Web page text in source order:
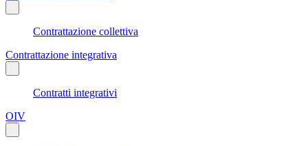
Contrattazione collettiva
Contrattazione integrativa
Contratti integrativi
OIV